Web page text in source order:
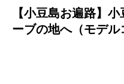
【小豆島お遍路】
ーブの地へ（モデル